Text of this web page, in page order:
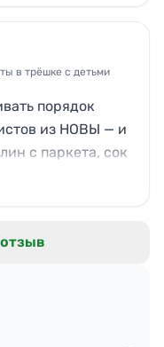
цена
нет.
в трёшке с детьми
порядок
из НОВЫ — и
с паркета, сок
Кроватки
Навели порядок